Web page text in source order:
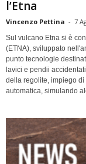
l’Etna
Vincenzo Pettina - 7
Sul vulcano Etna si è
(ETNA), sviluppato
punto tecnologie
lavici e pendii
della regolite, impiego
automatica, simulando